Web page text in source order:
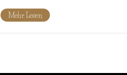
Mehr Lesen